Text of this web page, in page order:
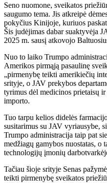
Seno nuomone, sveikatos
saugumo tema. Jis atkreipė
pokyčius Kinijoje, kuriuos
Šis judėjimas dabar suaktyvėja
2025 m. sausį atkovojo
Nuo to laiko Trumpo
Amerikos pirmąją pasaulinę
„pirmenybę teikti amerikiečių
srityje, o JAV prekybos
tyrimus dėl medicinos prietaisų
importo.
Tuo tarpu kelios didelės
susitarimus su JAV vyriausybe,
Trumpo administracija taip pat
medžiagų gamybos nuostatas, o
technologijų įmonių
Tačiau šioje srityje Senas
teikti pirmenybę sveikatos